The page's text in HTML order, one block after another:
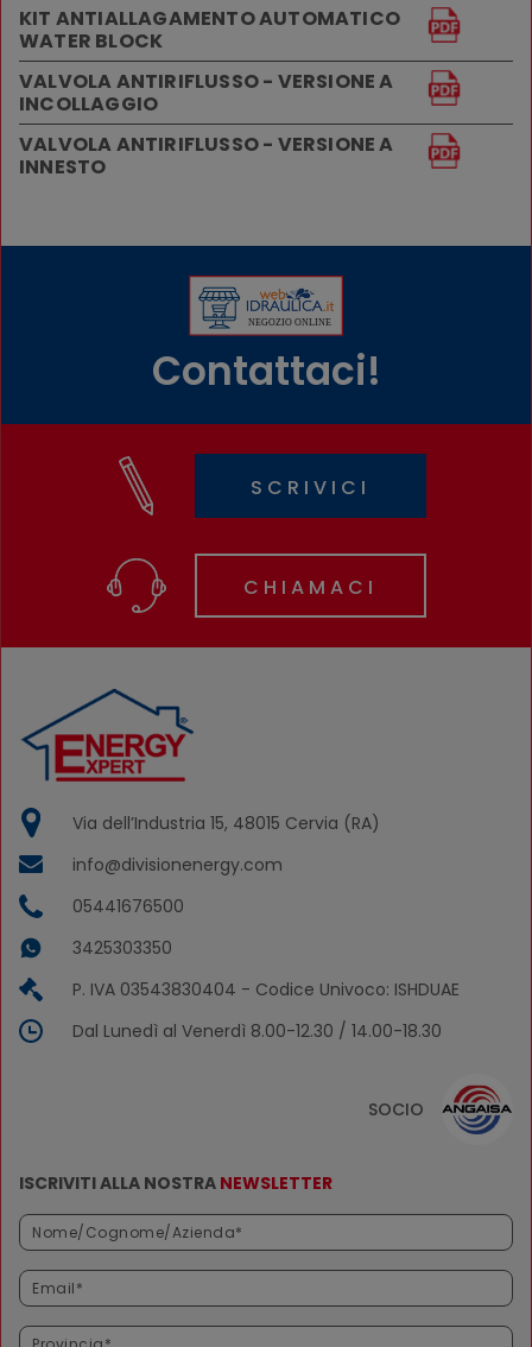
KIT ANTIALLAGAMENTO AUTOMATICO
WATER BLOCK
VALVOLA ANTIRIFLUSSO - VERSIONE A
INCOLLAGGIO
VALVOLA ANTIRIFLUSSO - VERSIONE A
INNESTO
Contattaci!
SCRIVICI
CHIAMACI
Via dell’Industria 15, 48015 Cervia (RA)
info@divisionenergy.com
05441676500
3425303350
P. IVA 03543830404 - Codice Univoco: ISHDUAE
Dal Lunedì al Venerdì 8.00-12.30 / 14.00-18.30
SOCIO
ISCRIVITI ALLA NOSTRA NEWSLETTER